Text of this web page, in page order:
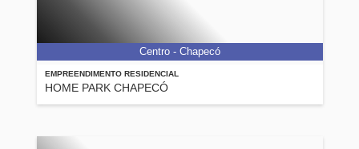
EMPREENDIMENTO RESIDENCIAL
HOME PARK CHAPECÓ
Centro - Chapecó